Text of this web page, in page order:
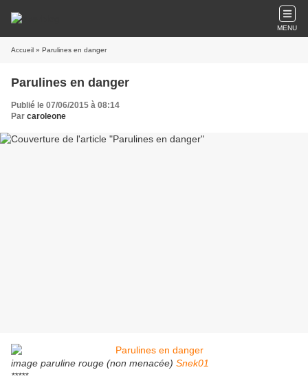
MENU
Accueil » Parulines en danger
Parulines en danger
Publié le 07/06/2015 à 08:14
Par caroleone
image paruline rouge (non menacée) Snek01
*****